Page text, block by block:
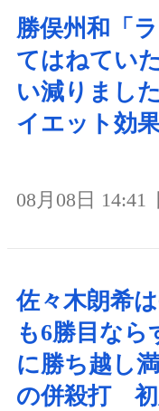
勝俣州和「
てはねてい
い減りまし
イエット効
08月08日 14:41
佐々木朗希
も6勝目な
に勝ち越し
の併殺打 初